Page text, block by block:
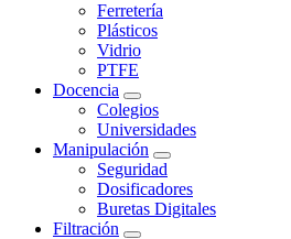
Ferretería
Plásticos
Vidrio
PTFE
Docencia
Colegios
Universidades
Manipulación
Seguridad
Dosificadores
Buretas Digitales
Filtración